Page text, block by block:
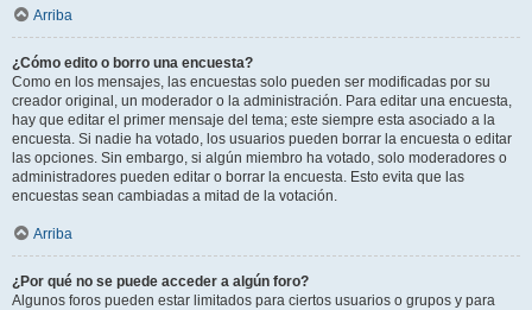
Arriba
¿Cómo edito o borro una encuesta?
Como en los mensajes, las encuestas solo pueden ser modificadas por su
creador original, un moderador o la administración. Para editar una encuesta,
hay que editar el primer mensaje del tema; este siempre esta asociado a la
encuesta. Si nadie ha votado, los usuarios pueden borrar la encuesta o editar
las opciones. Sin embargo, si algún miembro ha votado, solo moderadores o
administradores pueden editar o borrar la encuesta. Esto evita que las
encuestas sean cambiadas a mitad de la votación.
Arriba
¿Por qué no se puede acceder a algún foro?
Algunos foros pueden estar limitados para ciertos usuarios o grupos y para